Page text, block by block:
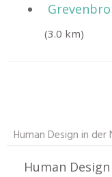
(3.0 km)
Human Design in der
Human